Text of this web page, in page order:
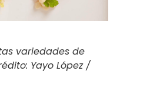
variedades de
Yayo López /